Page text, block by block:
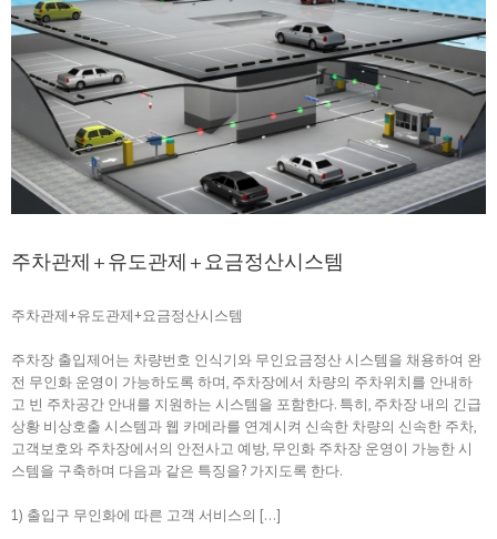
주차관제+유도관제+요금정산시스템
주차관제+유도관제+요금정산시스템
주차장 출입제어는 차량번호 인식기와 무인요금정산 시스템을 채용하여 완
전 무인화 운영이 가능하도록 하며, 주차장에서 차량의 주차위치를 안내하
고 빈 주차공간 안내를 지원하는 시스템을 포함한다. 특히, 주차장 내의 긴급
상황 비상호출 시스템과 웹 카메라를 연계시켜 신속한 차량의 신속한 주차,
고객보호와 주차장에서의 안전사고 예방, 무인화 주차장 운영이 가능한 시
스템을 구축하며 다음과 같은 특징을? 가지도록 한다.
1) 출입구 무인화에 따른 고객 서비스의 […]